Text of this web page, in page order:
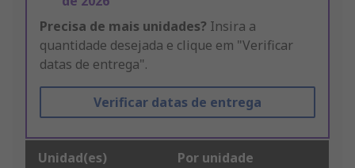
Precisa de mais unidades? Insira a
quantidade desejada e clique em "Verificar
datas de entrega".
Verificar datas de entrega
Unidad(es) Por unidade